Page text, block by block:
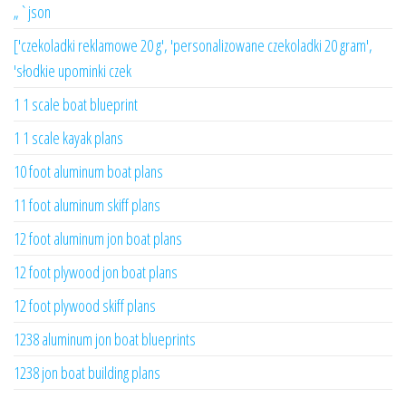
„`json
['czekoladki reklamowe 20 g', 'personalizowane czekoladki 20 gram',
'słodkie upominki czek
1 1 scale boat blueprint
1 1 scale kayak plans
10 foot aluminum boat plans
11 foot aluminum skiff plans
12 foot aluminum jon boat plans
12 foot plywood jon boat plans
12 foot plywood skiff plans
1238 aluminum jon boat blueprints
1238 jon boat building plans